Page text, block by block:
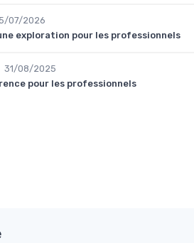
07/2026
exploration pour les professionnels
31/08/2025
pour les professionnels